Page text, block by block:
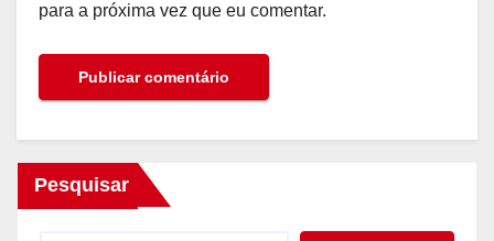
para a próxima vez que eu comentar.
Pesquisar